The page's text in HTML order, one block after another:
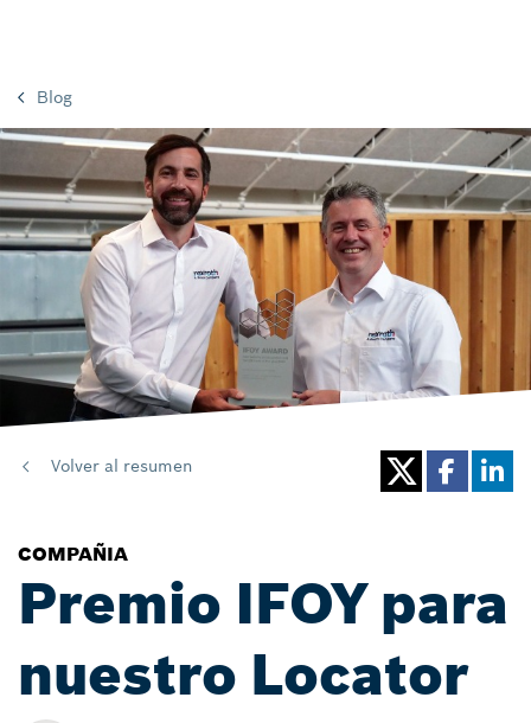
Blog
Volver al resumen
COMPAÑIA
Premio IFOY para
nuestro Locator